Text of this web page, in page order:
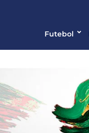
Futebol